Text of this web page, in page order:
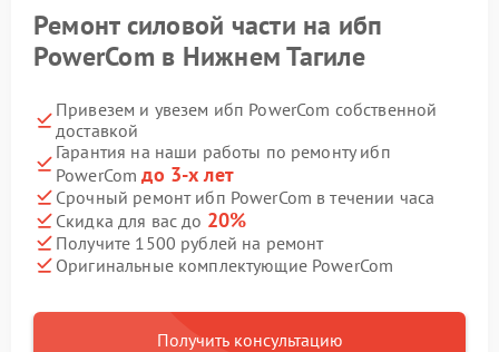
Ремонт силовой части на ибп
PowerCom в Нижнем Тагиле
Привезем и увезем ибп PowerCom собственной
доставкой
Гарантия на наши работы по ремонту ибп
PowerComдо 3-х лет
Срочный ремонт ибп PowerCom в течении часа
Скидка для вас до 20%
Получите 1500 рублей на ремонт
Оригинальные комплектующие PowerCom
Получить консультацию